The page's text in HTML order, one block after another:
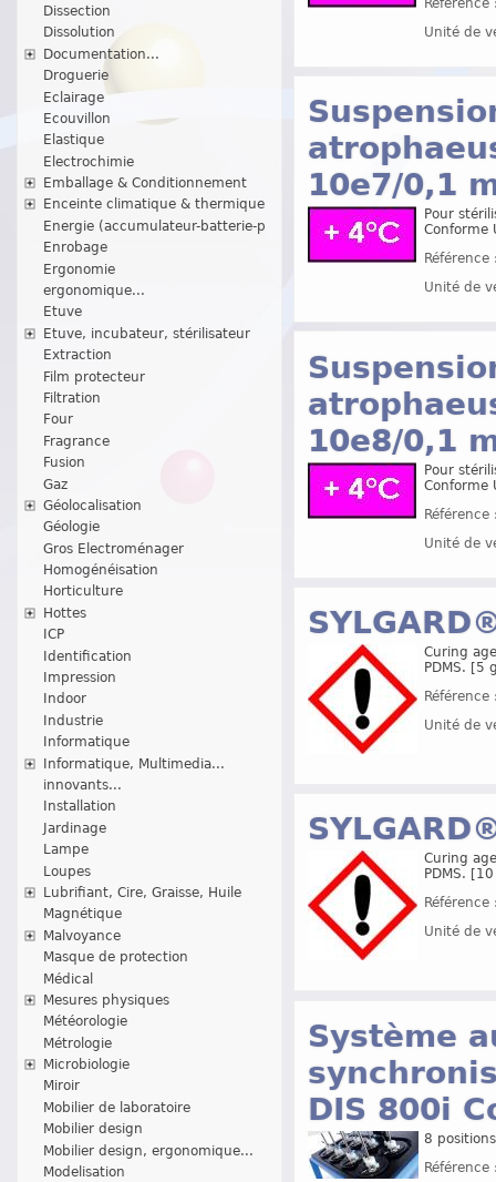
Dissection
Dissolution
Documentation...
Droguerie
Eclairage
Ecouvillon
Elastique
Electrochimie
Emballage & Conditionnement
Enceinte climatique & thermique
Energie (accumulateur-batterie-p
Enrobage
Ergonomie
ergonomique...
Etuve
Etuve, incubateur, stérilisateur
Extraction
Film protecteur
Filtration
Four
Fragrance
Fusion
Gaz
Géolocalisation
Géologie
Gros Electroménager
Homogénéisation
Horticulture
Hottes
ICP
Identification
Impression
Indoor
Industrie
Informatique
Informatique, Multimedia...
innovants...
Installation
Jardinage
Lampe
Loupes
Lubrifiant, Cire, Graisse, Huile
Magnétique
Malvoyance
Masque de protection
Médical
Mesures physiques
Météorologie
Métrologie
Microbiologie
Miroir
Mobilier de laboratoire
Mobilier design
Mobilier design, ergonomique...
Modelisation
Unité de
10e7/0,1
Pour
Conforme
Unité de
10e8/0,1
Pour
Conforme
Unité de
Curing
PDMS. [5
Unité de
Curing
PDMS.
Unité de
Système
DIS 800i
8 positions